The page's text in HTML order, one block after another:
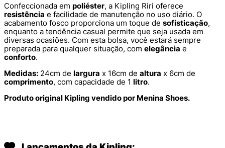
Confeccionada em poliéster, a Kipling Riri oferece
resistência e facilidade de manutenção no uso diário. O
acabamento fosco proporciona um toque de sofisticação,
enquanto a tendência casual permite que seja usada em
diversas ocasiões. Com esta bolsa, você estará sempre
preparada para qualquer situação, com elegância e
conforto.
Medidas: 24cm de largura x 16cm de altura x 6cm de
comprimento, com capacidade de 1 litro.
Produto original Kipling vendido por Menina Shoes.